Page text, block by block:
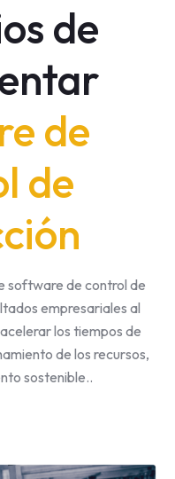
de
de
de
software de control de
empresariales al
los tiempos de
de los recursos,
sostenible..